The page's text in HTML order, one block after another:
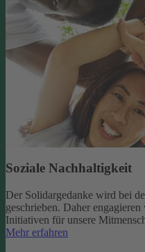
Soziale Nachhaltigkeit
Der Solidargedanke wird bei
geschrieben. Daher
Initiativen für unsere
Mehr erfahren